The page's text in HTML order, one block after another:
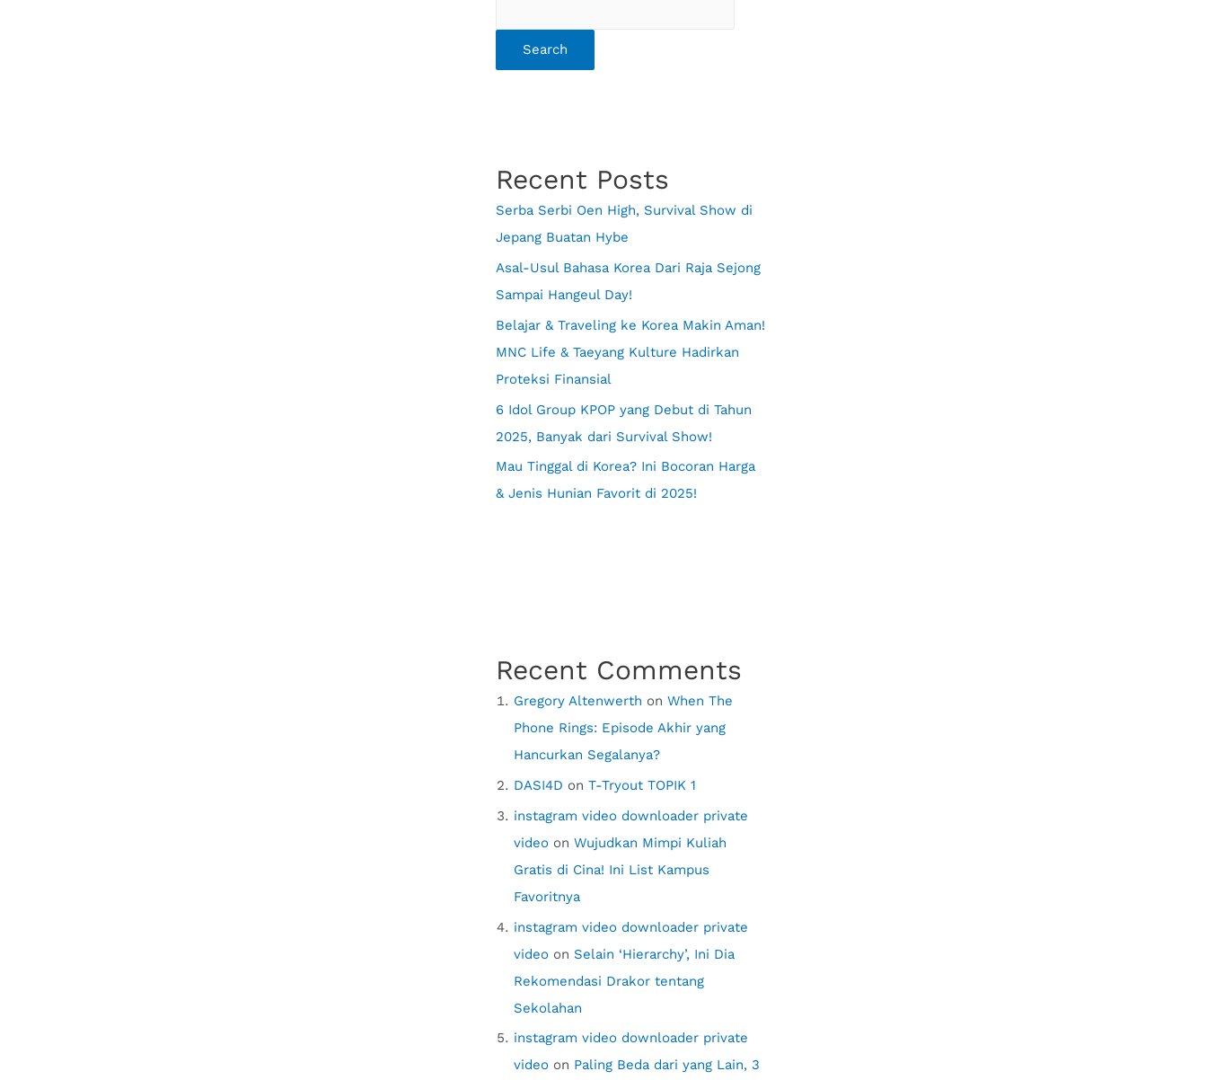
Search
Recent Posts
Serba Serbi Oen High, Survival Show di
Jepang Buatan Hybe
Asal-Usul Bahasa Korea Dari Raja Sejong
Sampai Hangeul Day!
Belajar & Traveling ke Korea Makin Aman!
MNC Life & Taeyang Kulture Hadirkan
Proteksi Finansial
6 Idol Group KPOP yang Debut di Tahun
2025, Banyak dari Survival Show!
Mau Tinggal di Korea? Ini Bocoran Harga
& Jenis Hunian Favorit di 2025!
Recent Comments
Gregory Altenwerth on When The
Phone Rings: Episode Akhir yang
Hancurkan Segalanya?
DASI4D on T-Tryout TOPIK 1
instagram video downloader private
video on Wujudkan Mimpi Kuliah
Gratis di Cina! Ini List Kampus
Favoritnya
instagram video downloader private
video on Selain ‘Hierarchy’, Ini Dia
Rekomendasi Drakor tentang
Sekolahan
instagram video downloader private
video on Paling Beda dari yang Lain, 3